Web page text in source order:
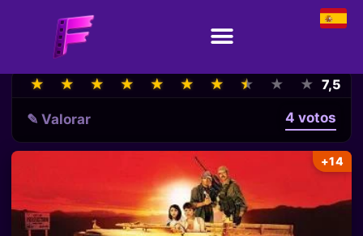
★
★ ★
★ ★
★ ★
★ ★
★ ★
★ ★
★ ★
★ ★
★ ★
★ 7,5
✎ Valorar 4 votos
+14